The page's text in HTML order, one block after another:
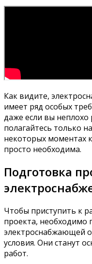
Как видите,
имеет ряд особых
даже если вы неплохо
полагайтесь только
некоторых моментах
просто необходима.
Подготовка
Чтобы приступить к
проекта, необходимо
электроснабжающей
условия. Они станут
работ.